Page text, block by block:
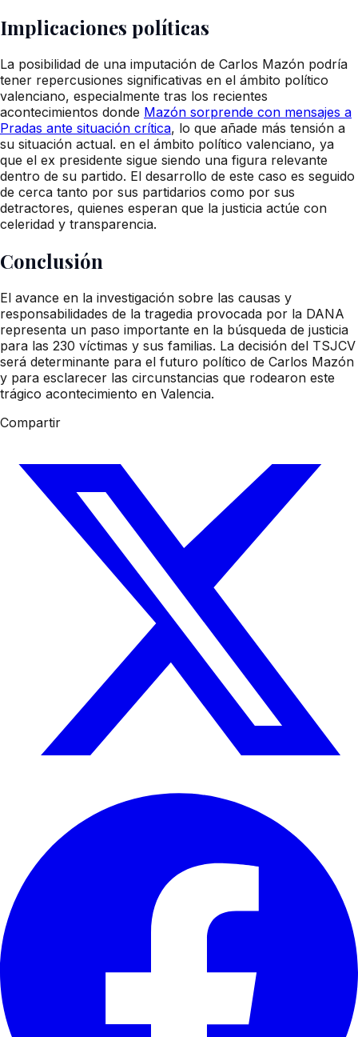
Implicaciones políticas
La posibilidad de una imputación de Carlos Mazón podría
tener repercusiones significativas en el ámbito político
valenciano, especialmente tras los recientes
acontecimientos donde Mazón sorprende con mensajes a
Pradas ante situación crítica, lo que añade más tensión a
su situación actual. en el ámbito político valenciano, ya
que el ex presidente sigue siendo una figura relevante
dentro de su partido. El desarrollo de este caso es seguido
de cerca tanto por sus partidarios como por sus
detractores, quienes esperan que la justicia actúe con
celeridad y transparencia.
Conclusión
El avance en la investigación sobre las causas y
responsabilidades de la tragedia provocada por la DANA
representa un paso importante en la búsqueda de justicia
para las 230 víctimas y sus familias. La decisión del TSJCV
será determinante para el futuro político de Carlos Mazón
y para esclarecer las circunstancias que rodearon este
trágico acontecimiento en Valencia.
Compartir